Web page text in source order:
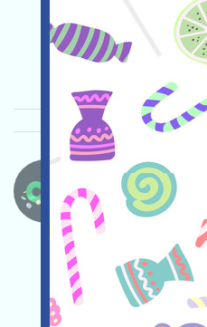
需申请
2026/05/15
Changenow-
Changenow是一個
CexBridge，可以
的工具，例如將
等資產歸集至ETH
集為ETH，適合用
勵。注：僅作工具